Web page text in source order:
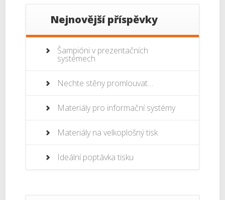
Nejnovější příspěvky
Šampióni v prezentačních
systémech
Nechte stěny promlouvat…
Materiály pro informační systémy
Materiály na velkoplošný tisk
Ideální poptávka tisku